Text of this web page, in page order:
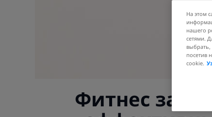
Фитнес за
На этом
нашего
сетями.
посетив
cookie.